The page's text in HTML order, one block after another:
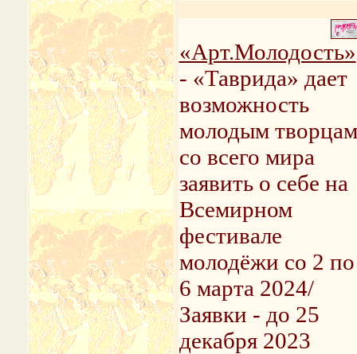
«Арт.Молодость»
- «Таврида» дает
возможность
молодым творцам
со всего мира
заявить о себе на
Всемирном
фестивале
молодёжи со 2 по
6 марта 2024/
Заявки - до 25
декабря 2023